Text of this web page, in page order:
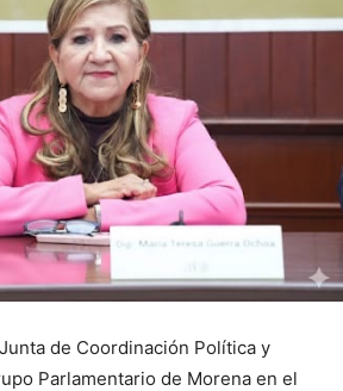
de Coordinación Política y
Parlamentario de Morena en el